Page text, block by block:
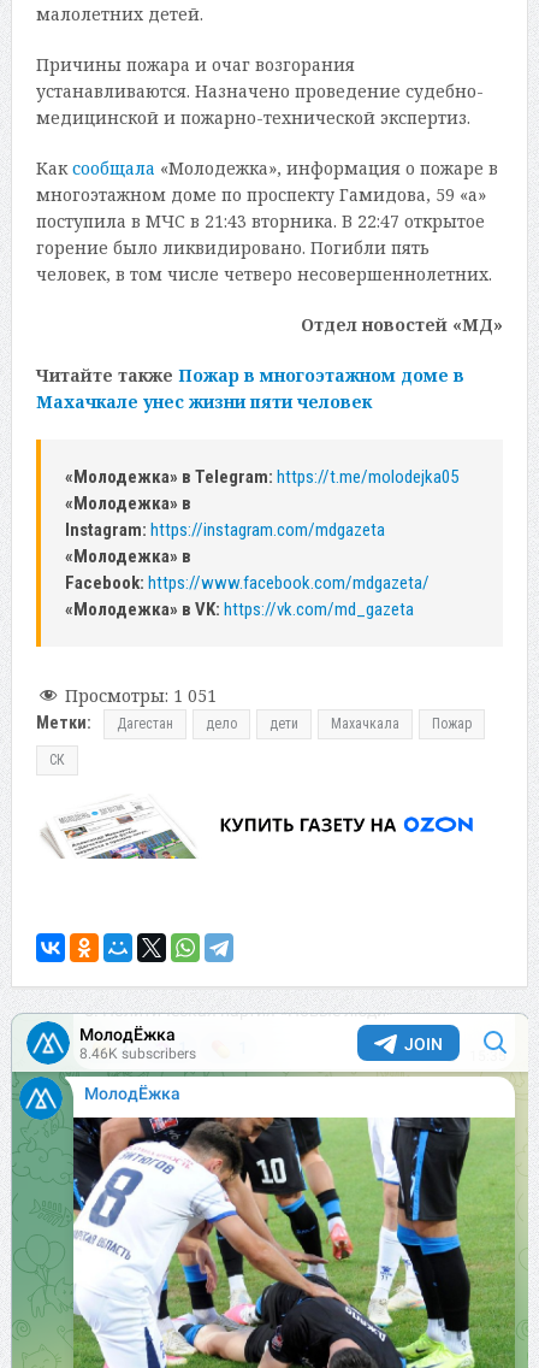
малолетних детей.
Причины пожара и очаг возгорания
устанавливаются. Назначено проведение судебно-
медицинской и пожарно-технической экспертиз.
Как сообщала «Молодежка», информация о пожаре в
многоэтажном доме по проспекту Гамидова, 59 «а»
поступила в МЧС в 21:43 вторника. В 22:47 открытое
горение было ликвидировано. Погибли пять
человек, в том числе четверо несовершеннолетних.
Отдел новостей «МД»
Читайте также Пожар в многоэтажном доме в
Махачкале унес жизни пяти человек
«Молодежка» в Telegram: https://t.me/molodejka05
«Молодежка» в
Instagram: https://instagram.com/mdgazeta
«Молодежка» в
Facebook: https://www.facebook.com/mdgazeta/
«Молодежка» в VK: https://vk.com/md_gazeta
Просмотры: 1 051
Метки: Дагестан дело дети Махачкала Пожар
СК